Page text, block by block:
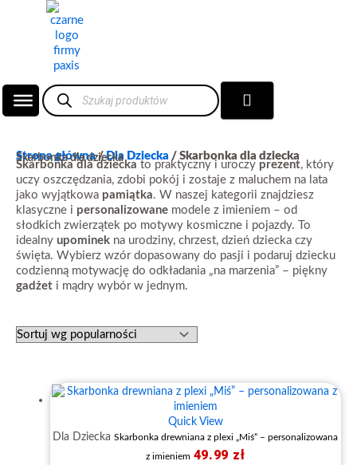
Wyszukiwarka
produktów
Wózek
Strona główna/Dla Dziecka / Skarbonka dla dziecka
Skarbonka dla dziecka
Skarbonka dla dziecka to praktyczny i uroczy prezent, który
uczy oszczędzania, zdobi pokój i zostaje z maluchem na lata
jako wyjątkowa pamiątka. W naszej kategorii znajdziesz
klasyczne i personalizowane modele z imieniem – od
słodkich zwierzątek po motywy kosmiczne i pojazdy. To
idealny upominek na urodziny, chrzest, dzień dziecka czy
święta. Wybierz wzór dopasowany do pasji i podaruj dziecku
codzienną motywację do odkładania „na marzenia” – piękny
gadżet i mądry wybór w jednym.
Quick View
Dla DzieckaSkarbonka drewniana z plexi „Miś” – personalizowana
z imieniem 49.99 zł